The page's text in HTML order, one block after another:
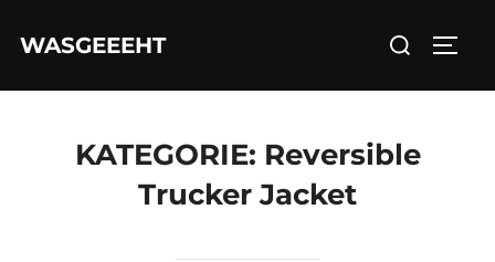
InhaltWASGEEEHT
Suchen
KATEGORIE: Reversible
Trucker Jacket